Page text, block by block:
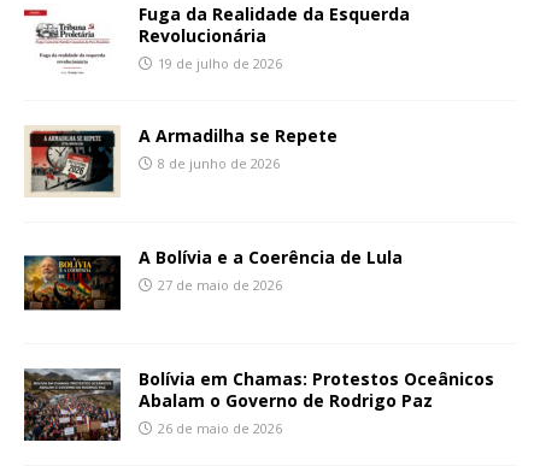
Fuga da Realidade da Esquerda
Revolucionária
19 de julho de 2026
A Armadilha se Repete
8 de junho de 2026
A Bolívia e a Coerência de Lula
27 de maio de 2026
Bolívia em Chamas: Protestos Oceânicos
Abalam o Governo de Rodrigo Paz
26 de maio de 2026